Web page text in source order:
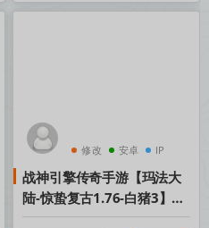
修改 安卓 IP
战神引擎传奇手游【玛法大
陆-惊蛰复古1.76-白猪3】
Win一键服务端+安卓苹果双